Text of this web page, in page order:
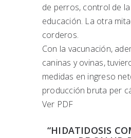
de perros, control de
educación. La otra
corderos.
Con la vacunación,
caninas y ovinas,
medidas en ingreso
producción bruta per
Ver PDF
“HIDATIDOSIS